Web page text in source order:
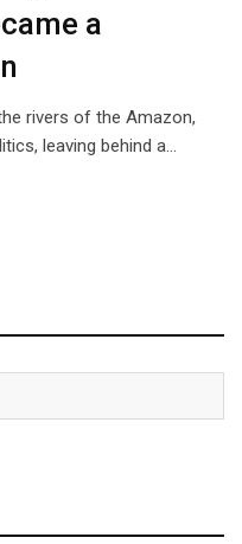
a
rivers of the Amazon,
leaving behind a…